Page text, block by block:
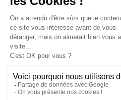
toutes les actualités